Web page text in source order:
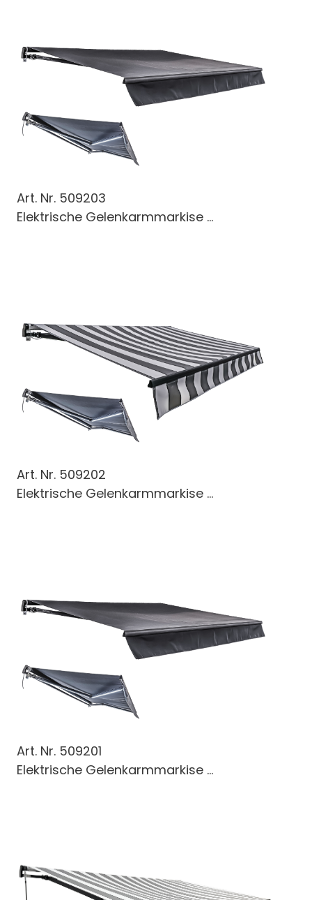
Art. Nr. 509203
Elektrische Gelenkarmmarkise ...
Art. Nr. 509202
Elektrische Gelenkarmmarkise ...
Art. Nr. 509201
Elektrische Gelenkarmmarkise ...